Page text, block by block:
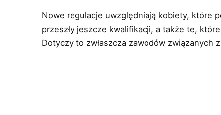
Nowe regulacje uwzględniają kobiety, które
przeszły jeszcze kwalifikacji, a także te,
Dotyczy to zwłaszcza zawodów związanych